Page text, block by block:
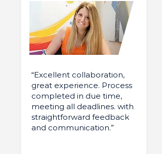
“Excellent collaboration,
great experience. Process
completed in due time,
meeting all deadlines. with
straightforward feedback
and communication.”